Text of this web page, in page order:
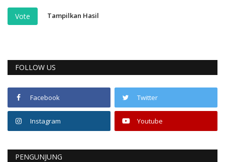
Vote Tampilkan Hasil
FOLLOW US
Facebook Twitter
Instagram Youtube
PENGUNJUNG